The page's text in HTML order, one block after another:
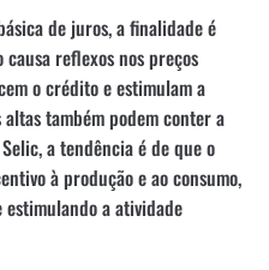
de juros, a finalidade é
reflexos nos preços
o crédito e estimulam a
altas também podem conter a
a tendência é de que o
à produção e ao consumo,
a atividade